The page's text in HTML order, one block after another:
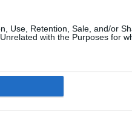
Use, Retention, Sale, and/or
with the Purposes for